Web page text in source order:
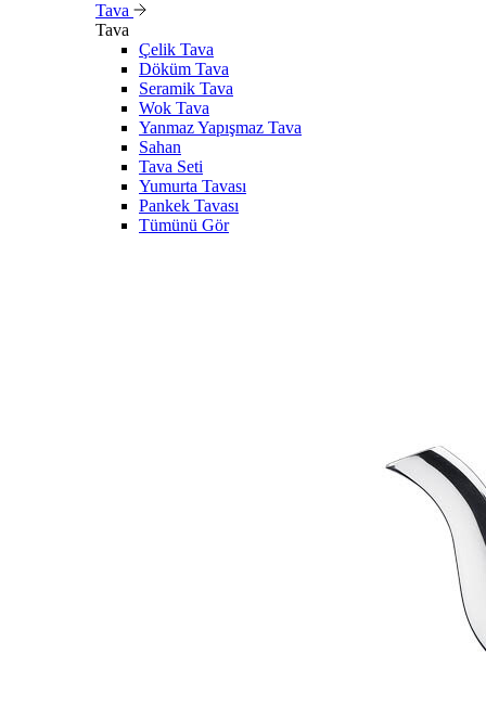
Tava
Tava
Çelik Tava
Döküm Tava
Seramik Tava
Wok Tava
Yanmaz Yapışmaz Tava
Sahan
Tava Seti
Yumurta Tavası
Pankek Tavası
Tümünü Gör